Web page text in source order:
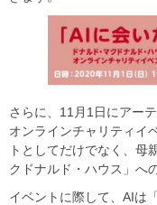
さらに、11月1日にアー
オンラインチャリティイ
トとしてだけでなく、母
クドナルド・ハウス」へ
イベントに際して、AIは